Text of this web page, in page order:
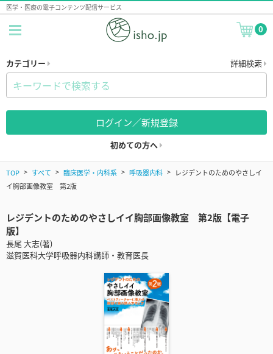
医学・医療の電子コンテンツ配信サービス
0
カテゴリー 詳細検索
ログイン／新規登録
初めての方へ
TOP すべて 臨床医学・内科系 呼吸器内科
レジデントのためのやさしイ
イ胸部画像教室 第2版
レジデントのためのやさしイイ胸部画像教室 第2版【電子
版】
長尾 大志(著)
滋賀医科大学呼吸器内科講師・教育医長